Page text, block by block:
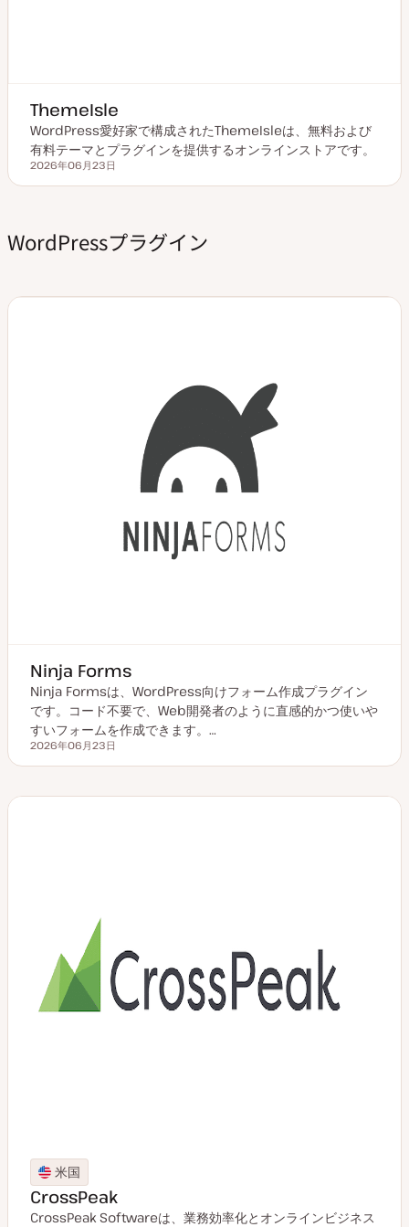
ThemeIsle
WordPress愛好家で構成されたThemeIsleは、無料および
有料テーマとプラグインを提供するオンラインストアです。
更新日
2026年06月23日
WordPressプラグイン
Ninja Forms
Ninja Formsは、WordPress向けフォーム作成プラグイン
です。コード不要で、Web開発者のように直感的かつ使いや
すいフォームを作成できます。…
更新日
2026年06月23日
米国
CrossPeak
CrossPeak Softwareは、業務効率化とオンラインビジネス